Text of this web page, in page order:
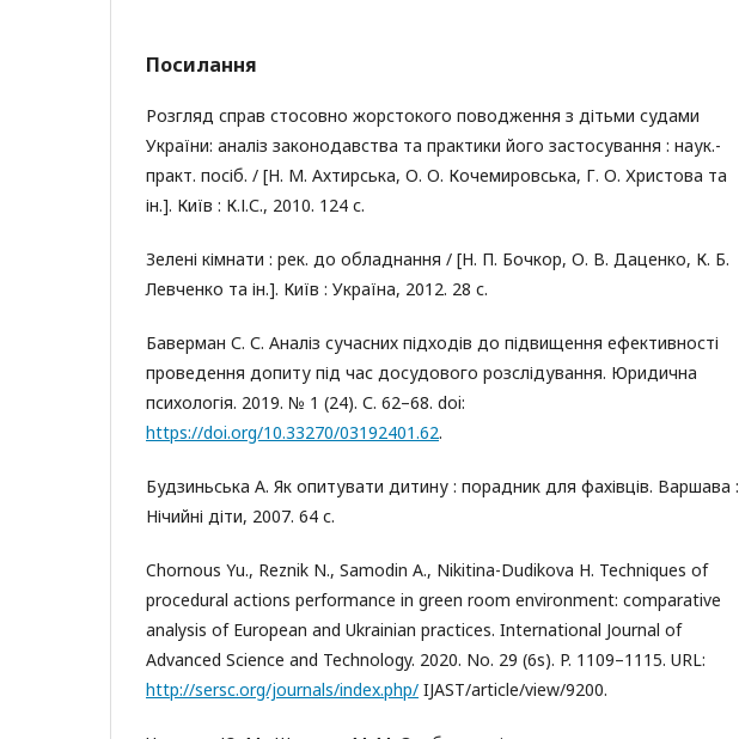
Посилання
Розгляд справ стосовно жорстокого поводження з дітьми судами
України: аналіз законодавства та практики його застосування : наук.-
практ. посіб. / [Н. М. Ахтирська, О. О. Кочемировська, Г. О. Христова та
ін.]. Київ : К.І.С., 2010. 124 с.
Зелені кімнати : рек. до обладнання / [Н. П. Бочкор, О. В. Даценко, К. Б.
Левченко та ін.]. Київ : Україна, 2012. 28 с.
Баверман С. С. Аналіз сучасних підходів до підвищення ефективності
проведення допиту під час досудового розслідування. Юридична
психологія. 2019. № 1 (24). С. 62–68. doi:
https://doi.org/10.33270/03192401.62.
Будзиньська А. Як опитувати дитину : порадник для фахівців. Варшава :
Нічийні діти, 2007. 64 с.
Chornous Yu., Reznik N., Samodin A., Nikitina-Dudikova H. Techniques of
procedural actions performance in green room environment: comparative
analysis of European and Ukrainian practices. International Journal of
Advanced Science and Technology. 2020. No. 29 (6s). P. 1109–1115. URL:
http://sersc.org/journals/index.php/ IJAST/article/view/9200.